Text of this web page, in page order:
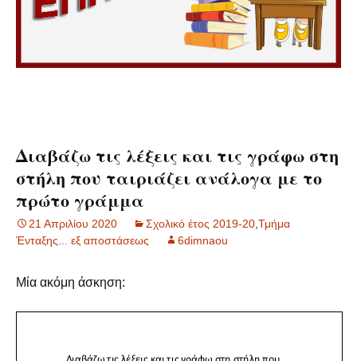
Διαβάζω τις λέξεις και τις γράφω στη
στήλη που ταιριάζει ανάλογα με το
πρώτο γράμμα
21 Απριλίου 2020 Σχολικό έτος 2019-20 Τμήμα
Ένταξης... εξ αποστάσεως
6dimnaou
Μία ακόμη άσκηση: